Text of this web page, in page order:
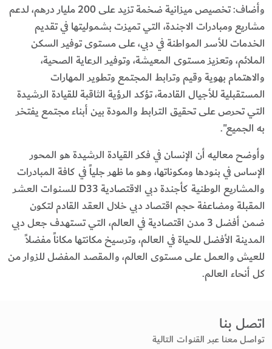
وأضاف: تخصيص ميزانية ضخمة تزيد على 200 مليار درهم، لدعم
مشاريع ومبادرات الاجندة، التي تميزت بشموليتها في تقديم
الخدمات للأسر المواطنة في دبي، على مستوى توفير السكن
الملائم، وتعزيز مستوى المعيشة، وتوفير الرعاية الصحية،
والاهتمام بهوية وقيم وترابط المجتمع وتطوير المهارات
المستقبلية للأجيال القادمة، تؤكد الرؤية الثاقبة للقيادة الرشيدة
التي تحرص على تحقيق الترابط والمودة بين أبناء مجتمع يفتخر
به الجميع".
وأوضح معاليه أن الإنسان في فكر القيادة الرشيدة هو المحور
الإساس في بنودها ومكوناتها، وهو ما ظهر جلياً في كافة المبادرات
والمشاريع الوطنية كأجندة دبي الاقتصادية D33 للسنوات العشر
المقبلة ومضاعفة حجم اقتصاد دبي خلال العقد القادم لتكون
ضمن أفضل 3 مدن اقتصادية في العالم،
التي تستهدف جعل دبي
المدينة الأفضل للحياة في العالم، وترسيخ مكانتها مكاناً مفضلاً
للعيش والعمل على مستوى العالم، والمقصد المفضل للزوار من
كل أنحاء العالم.
اتصل بنا
تواصل معنا عبر القنوات التالية